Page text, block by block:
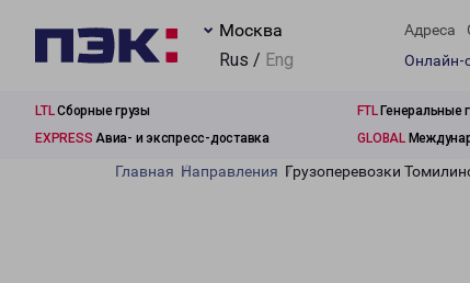
Москва
Rus / Eng
Адреса
Онлайн-
LTLСборные грузы FTLГенеральные
EXPRESS Авиа- и экспресс-доставка GLOBAL
Главная Направления Грузоперевозки